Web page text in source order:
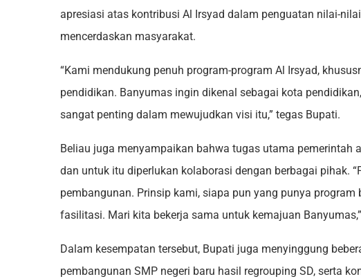
apresiasi atas kontribusi Al Irsyad dalam penguatan nilai-
mencerdaskan masyarakat.
“Kami mendukung penuh program-program Al Irsyad,
pendidikan. Banyumas ingin dikenal sebagai kota
sangat penting dalam mewujudkan visi itu,” tegas Bupati.
Beliau juga menyampaikan bahwa tugas utama pemerintah
dan untuk itu diperlukan kolaborasi dengan berbagai pihak.
pembangunan. Prinsip kami, siapa pun yang punya
fasilitasi. Mari kita bekerja sama untuk kemajuan
Dalam kesempatan tersebut, Bupati juga menyinggung
pembangunan SMP negeri baru hasil regrouping SD, serta